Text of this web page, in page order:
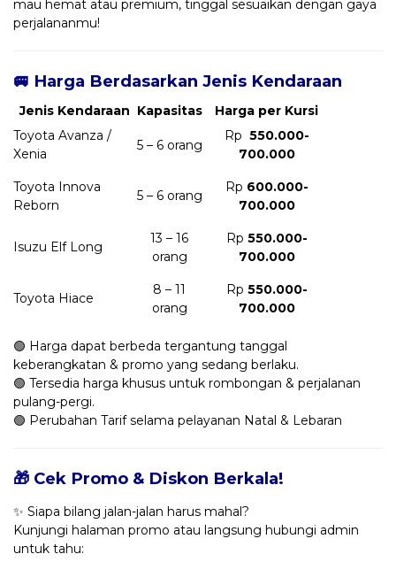
mau hemat atau premium, tinggal sesuaikan dengan gaya
perjalananmu!
🚐 Harga Berdasarkan Jenis Kendaraan
Jenis Kendaraan Kapasitas
Harga per Kursi
Toyota Avanza /
Xenia
5 – 6 orang
Rp 550.000-
700.000
Toyota Innova
Reborn
5 – 6 orang
Rp 600.000-
700.000
Isuzu Elf Long
13 – 16
orang
Rp 550.000-
700.000
Toyota Hiace
8 – 11
orang
Rp 550.000-
700.000
🟢 Harga dapat berbeda tergantung tanggal
keberangkatan & promo yang sedang berlaku.
🟢 Tersedia harga khusus untuk rombongan & perjalanan
pulang-pergi.
🟢 Perubahan Tarif selama pelayanan Natal & Lebaran
🎁 Cek Promo & Diskon Berkala!
✨ Siapa bilang jalan-jalan harus mahal?
Kunjungi halaman promo atau langsung hubungi admin
untuk tahu: